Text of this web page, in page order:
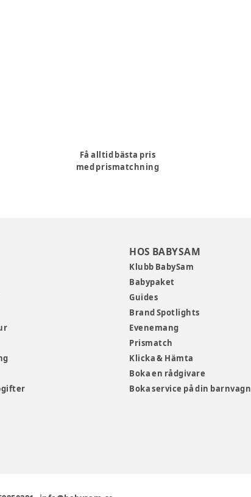
Få alltid bästa pris
med prismatchning
HOS BABYSAM
Klubb BabySam
Babypaket
Guides
Brand Spotlights
Evenemang
Prismatch
Klicka & Hämta
Boka en rådgivare
Boka service på din barnvagn